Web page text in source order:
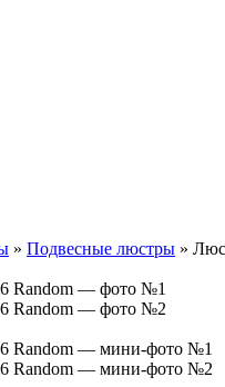
» Подвесные люстры »